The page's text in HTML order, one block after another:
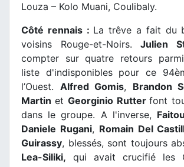
Louza – Kolo Muani, Coulibaly.
Côté rennais : La trêve a fait du
voisins Rouge-et-Noirs. Julien
compter sur quatre retours
liste d'indisponibles pour ce
l’Ouest. Alfred Gomis, Brandon
Martin et Georginio Rutterfont
dans le groupe. A l'inverse,
Daniele Rugani, Romain Del
Guirassy, blessés, sont toujours
Lea-Siliki, qui avait crucifié les